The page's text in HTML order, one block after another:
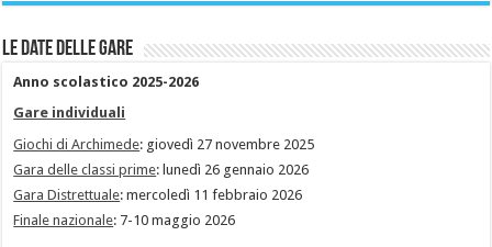
Le date delle gare
Anno scolastico 2025-2026
Gare individuali
Giochi di Archimede: giovedì 27 novembre 2025
Gara delle classi prime: lunedì 26 gennaio 2026
Gara Distrettuale: mercoledì 11 febbraio 2026
Finale nazionale: 7-10 maggio 2026